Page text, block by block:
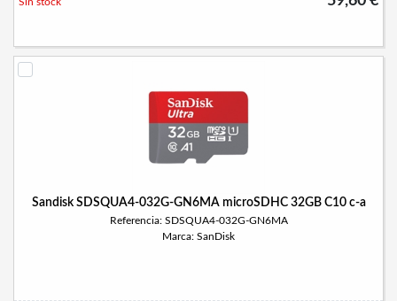
Sandisk SDSQUA4-032G-GN6MA microSDHC 32GB C10 c-a
Referencia: SDSQUA4-032G-GN6MA
Marca: SanDisk